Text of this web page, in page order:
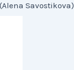
Savostikova)